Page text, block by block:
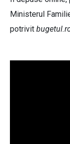
Ministerul
potrivit